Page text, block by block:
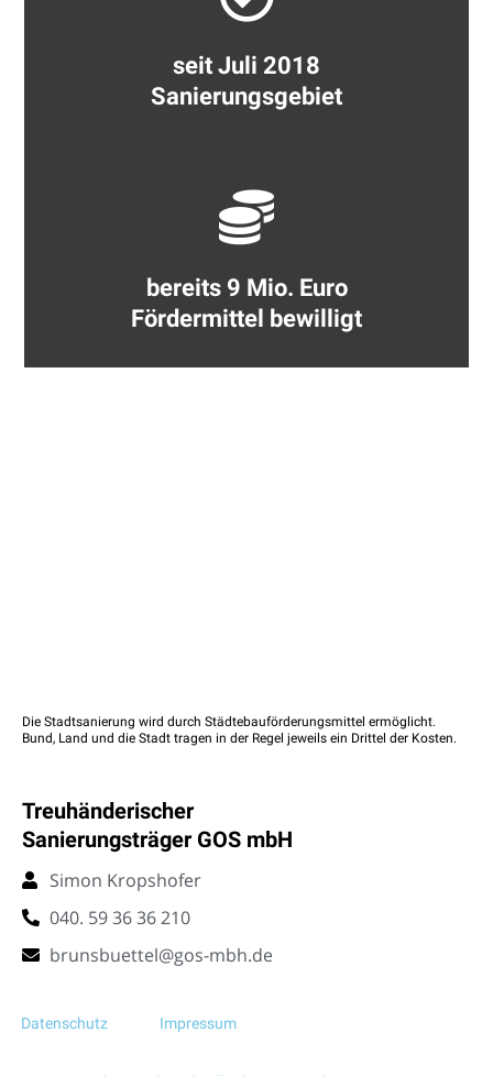
seit Juli 2018
Sanierungsgebiet
bereits 9 Mio. Euro
Fördermittel bewilligt
Die Stadtsanierung wird durch Städtebauförderungsmittel ermöglicht.
Bund, Land und die Stadt tragen in der Regel jeweils ein Drittel der Kosten.
Treuhänderischer
Sanierungsträger GOS mbH
Simon Kropshofer
040. 59 36 36 210
brunsbuettel@gos-mbh.de
Datenschutz Impressum